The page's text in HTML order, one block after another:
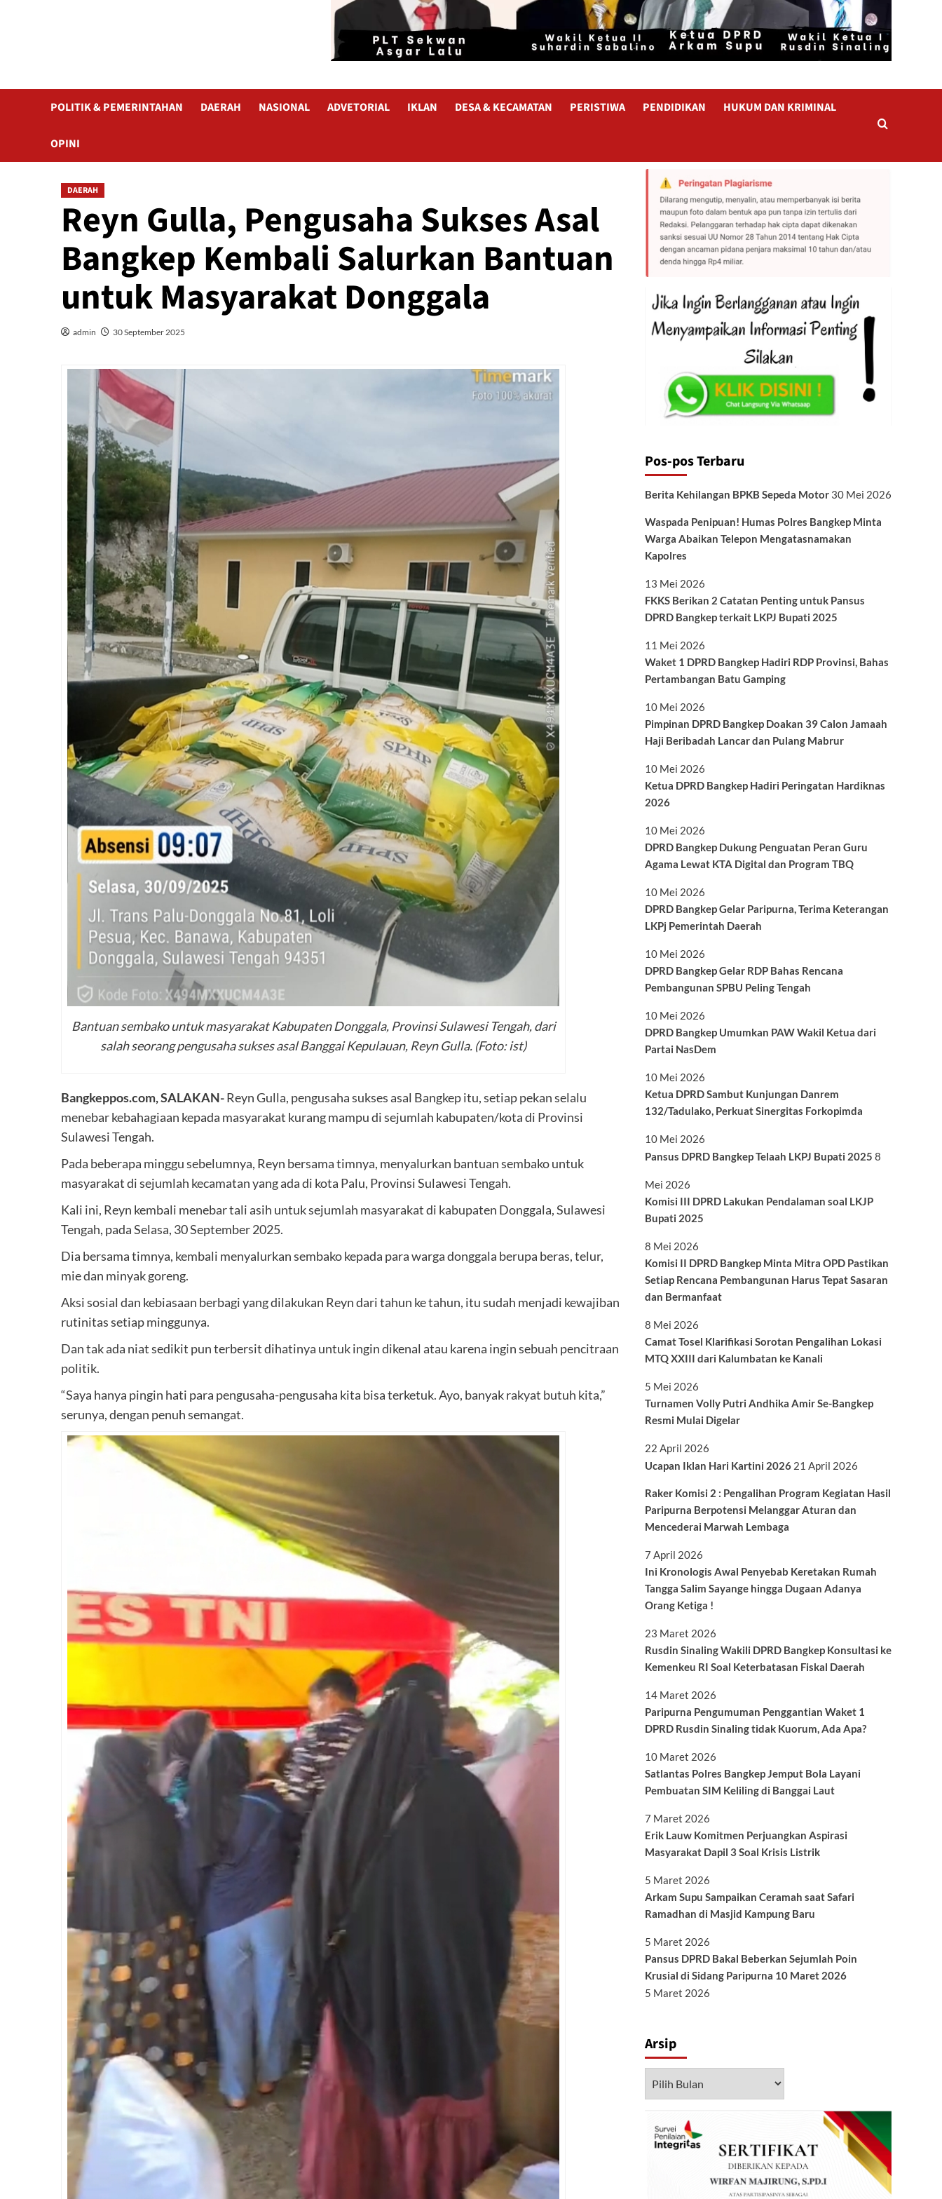
POLITIK & PEMERINTAHAN DAERAH NASIONAL ADVETORIAL IKLAN DESA & KECAMATAN PERISTIWA PENDIDIKAN HUKUM DAN KRIMINAL
OPINI
DAERAH
Reyn Gulla, Pengusaha Sukses Asal
Bangkep Kembali Salurkan Bantuan
untuk Masyarakat Donggala
admin 30 September 2025
Bantuan sembako untuk masyarakat Kabupaten Donggala, Provinsi Sulawesi Tengah, dari
salah seorang pengusaha sukses asal Banggai Kepulauan, Reyn Gulla. (Foto: ist)
Bangkeppos.com, SALAKAN-Reyn Gulla, pengusaha sukses asal Bangkep itu, setiap pekan selalu
menebar kebahagiaan kepada masyarakat kurang mampu di sejumlah kabupaten/kota di Provinsi
Sulawesi Tengah.
Pada beberapa minggu sebelumnya, Reyn bersama timnya, menyalurkan bantuan sembako untuk
masyarakat di sejumlah kecamatan yang ada di kota Palu, Provinsi Sulawesi Tengah.
Kali ini, Reyn kembali menebar tali asih untuk sejumlah masyarakat di kabupaten Donggala, Sulawesi
Tengah, pada Selasa, 30 September 2025.
Dia bersama timnya, kembali menyalurkan sembako kepada para warga donggala berupa beras, telur,
mie dan minyak goreng.
Aksi sosial dan kebiasaan berbagi yang dilakukan Reyn dari tahun ke tahun, itu sudah menjadi kewajiban
rutinitas setiap minggunya.
Dan tak ada niat sedikit pun terbersit dihatinya untuk ingin dikenal atau karena ingin sebuah pencitraan
politik.
“Saya hanya pingin hati para pengusaha-pengusaha kita bisa terketuk. Ayo, banyak rakyat butuh kita,”
serunya, dengan penuh semangat.
Pos-pos Terbaru
Berita Kehilangan BPKB Sepeda Motor 30 Mei 2026
Waspada Penipuan! Humas Polres Bangkep Minta
Warga Abaikan Telepon Mengatasnamakan
Kapolres
13 Mei 2026
FKKS Berikan 2 Catatan Penting untuk Pansus
DPRD Bangkep terkait LKPJ Bupati 2025
11 Mei 2026
Waket 1 DPRD Bangkep Hadiri RDP Provinsi, Bahas
Pertambangan Batu Gamping
10 Mei 2026
Pimpinan DPRD Bangkep Doakan 39 Calon Jamaah
Haji Beribadah Lancar dan Pulang Mabrur
10 Mei 2026
Ketua DPRD Bangkep Hadiri Peringatan Hardiknas
2026
10 Mei 2026
DPRD Bangkep Dukung Penguatan Peran Guru
Agama Lewat KTA Digital dan Program TBQ
10 Mei 2026
DPRD Bangkep Gelar Paripurna, Terima Keterangan
LKPj Pemerintah Daerah
10 Mei 2026
DPRD Bangkep Gelar RDP Bahas Rencana
Pembangunan SPBU Peling Tengah
10 Mei 2026
DPRD Bangkep Umumkan PAW Wakil Ketua dari
Partai NasDem
10 Mei 2026
Ketua DPRD Sambut Kunjungan Danrem
132/Tadulako, Perkuat Sinergitas Forkopimda
10 Mei 2026
Pansus DPRD Bangkep Telaah LKPJ Bupati 2025 8
Mei 2026
Komisi III DPRD Lakukan Pendalaman soal LKJP
Bupati 2025
8 Mei 2026
Komisi II DPRD Bangkep Minta Mitra OPD Pastikan
Setiap Rencana Pembangunan Harus Tepat Sasaran
dan Bermanfaat
8 Mei 2026
Camat Tosel Klarifikasi Sorotan Pengalihan Lokasi
MTQ XXIII dari Kalumbatan ke Kanali
5 Mei 2026
Turnamen Volly Putri Andhika Amir Se-Bangkep
Resmi Mulai Digelar
22 April 2026
Ucapan Iklan Hari Kartini 2026 21 April 2026
Raker Komisi 2 : Pengalihan Program Kegiatan Hasil
Paripurna Berpotensi Melanggar Aturan dan
Mencederai Marwah Lembaga
7 April 2026
Ini Kronologis Awal Penyebab Keretakan Rumah
Tangga Salim Sayange hingga Dugaan Adanya
Orang Ketiga !
23 Maret 2026
Rusdin Sinaling Wakili DPRD Bangkep Konsultasi ke
Kemenkeu RI Soal Keterbatasan Fiskal Daerah
14 Maret 2026
Paripurna Pengumuman Penggantian Waket 1
DPRD Rusdin Sinaling tidak Kuorum, Ada Apa?
10 Maret 2026
Satlantas Polres Bangkep Jemput Bola Layani
Pembuatan SIM Keliling di Banggai Laut
7 Maret 2026
Erik Lauw Komitmen Perjuangkan Aspirasi
Masyarakat Dapil 3 Soal Krisis Listrik
5 Maret 2026
Arkam Supu Sampaikan Ceramah saat Safari
Ramadhan di Masjid Kampung Baru
5 Maret 2026
Pansus DPRD Bakal Beberkan Sejumlah Poin
Krusial di Sidang Paripurna 10 Maret 2026
5 Maret 2026
Arsip